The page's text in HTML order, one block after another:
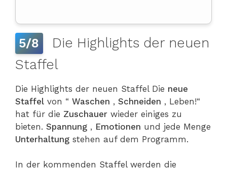
5/8
Die Highlights der neuen
Staffel
Die Highlights der neuen Staffel Die neue
Staffel von “ Waschen , Schneiden , Leben!“
hat für die Zuschauer wieder einiges zu
bieten. Spannung , Emotionen und jede Menge
Unterhaltung stehen auf dem Programm.
In der kommenden Staffel werden die